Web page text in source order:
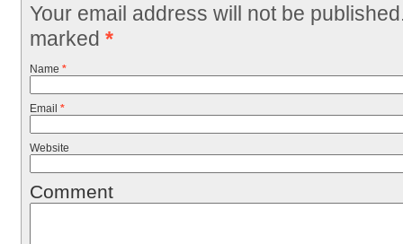
Your email address will not be
marked *
Name *
Email *
Website
Comment